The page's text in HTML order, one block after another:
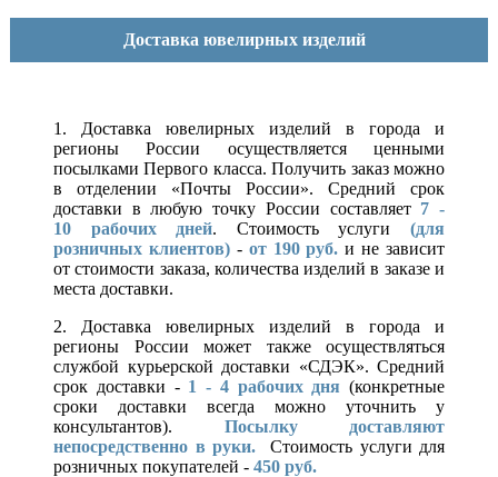
Доставка ювелирных изделий
1. Доставка ювелирных изделий в города и
регионы России осуществляется ценными
посылками Первого класса. Получить заказ можно
в отделении «Почты России». Средний срок
доставки в любую точку России составляет 7 -
10 рабочих дней. Стоимость услуги(для
розничных клиентов)- от 190 руб. и не зависит
от стоимости заказа, количества изделий в заказе и
места доставки.
2. Доставка ювелирных изделий в города и
регионы России может также осуществляться
службой курьерской доставки «СДЭК». Средний
срок доставки - 1 - 4 рабочих дня (конкретные
сроки доставки всегда можно уточнить у
консультантов). Посылку доставляют
непосредственно в руки.
Стоимость услуги для
розничных покупателей - 450 руб.